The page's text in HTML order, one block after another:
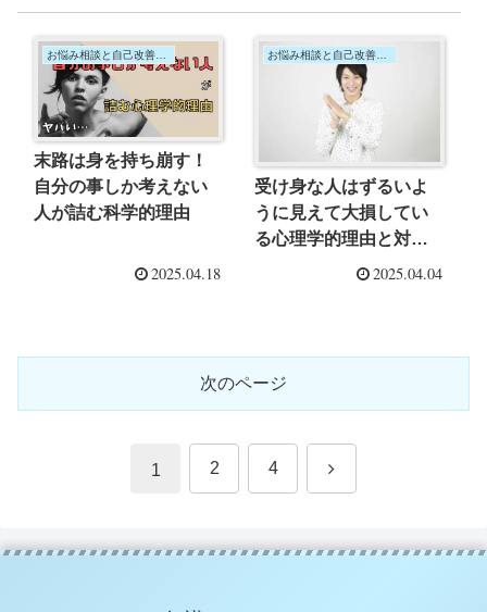
お悩み相談と自己改善の心理学
末路は身を持ち崩す！
自分の事しか考えない
人が詰む科学的理由
2025.04.18
受け身な人はずるいよ
うに見えて大損してい
る心理学的理由と対処
2025.04.04
次のページ
1 2 4 次